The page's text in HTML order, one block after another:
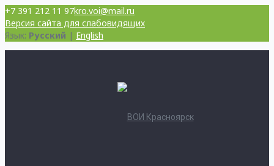
+7 391 212 11 97kro.voi@mail.ru
Версия сайта для слабовидящих
Язык: Русский | English